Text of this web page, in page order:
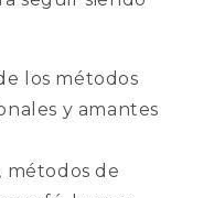
los métodos
y amantes
métodos de